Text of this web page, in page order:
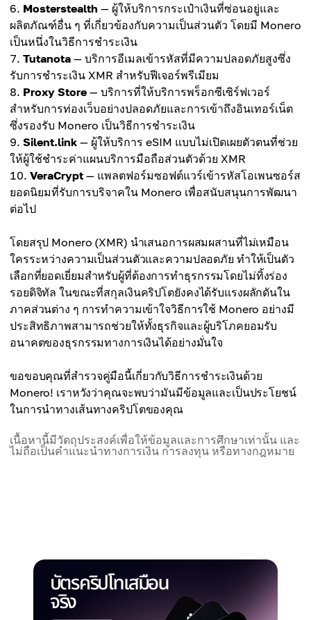
Mosterstealth — ผู้ให้บริการกระเป๋าเงินที่ซ่อนอยู่และ
ผลิตภัณฑ์อื่น ๆ ที่เกี่ยวข้องกับความเป็นส่วนตัว โดยมี Monero
เป็นหนึ่งในวิธีการชำระเงิน
Tutanota — บริการอีเมลเข้ารหัสที่มีความปลอดภัยสูงซึ่ง
รับการชำระเงิน XMR สำหรับฟีเจอร์พรีเมียม
Proxy Store — บริการที่ให้บริการพร็อกซีเซิร์ฟเวอร์
สำหรับการท่องเว็บอย่างปลอดภัยและการเข้าถึงอินเทอร์เน็ต
ซึ่งรองรับ Monero เป็นวิธีการชำระเงิน
Silent.link — ผู้ให้บริการ eSIM แบบไม่เปิดเผยตัวตนที่ช่วย
ให้ผู้ใช้ชำระค่าแผนบริการมือถือส่วนตัวด้วย XMR
VeraCrypt — แพลตฟอร์มซอฟต์แวร์เข้ารหัสโอเพนซอร์ส
ยอดนิยมที่รับการบริจาคใน Monero เพื่อสนับสนุนการพัฒนา
ต่อไป
โดยสรุป Monero (XMR) นำเสนอการผสมผสานที่ไม่เหมือน
ใครระหว่างความเป็นส่วนตัวและความปลอดภัย ทำให้เป็นตัว
เลือกที่ยอดเยี่ยมสำหรับผู้ที่ต้องการทำธุรกรรมโดยไม่ทิ้งร่อง
รอยดิจิทัล ในขณะที่สกุลเงินคริปโตยังคงได้รับแรงผลักดันใน
ภาคส่วนต่าง ๆ การทำความเข้าใจวิธีการใช้ Monero อย่างมี
ประสิทธิภาพสามารถช่วยให้ทั้งธุรกิจและผู้บริโภคยอมรับ
อนาคตของธุรกรรมทางการเงินได้อย่างมั่นใจ
ขอขอบคุณที่สำรวจคู่มือนี้เกี่ยวกับวิธีการชำระเงินด้วย
Monero! เราหวังว่าคุณจะพบว่ามันมีข้อมูลและเป็นประโยชน์
ในการนำทางเส้นทางคริปโตของคุณ
เนื้อหานี้มีวัตถุประสงค์เพื่อให้ข้อมูลและการศึกษาเท่านั้น และ
ไม่ถือเป็นคำแนะนำทางการเงิน การลงทุน หรือทางกฎหมาย